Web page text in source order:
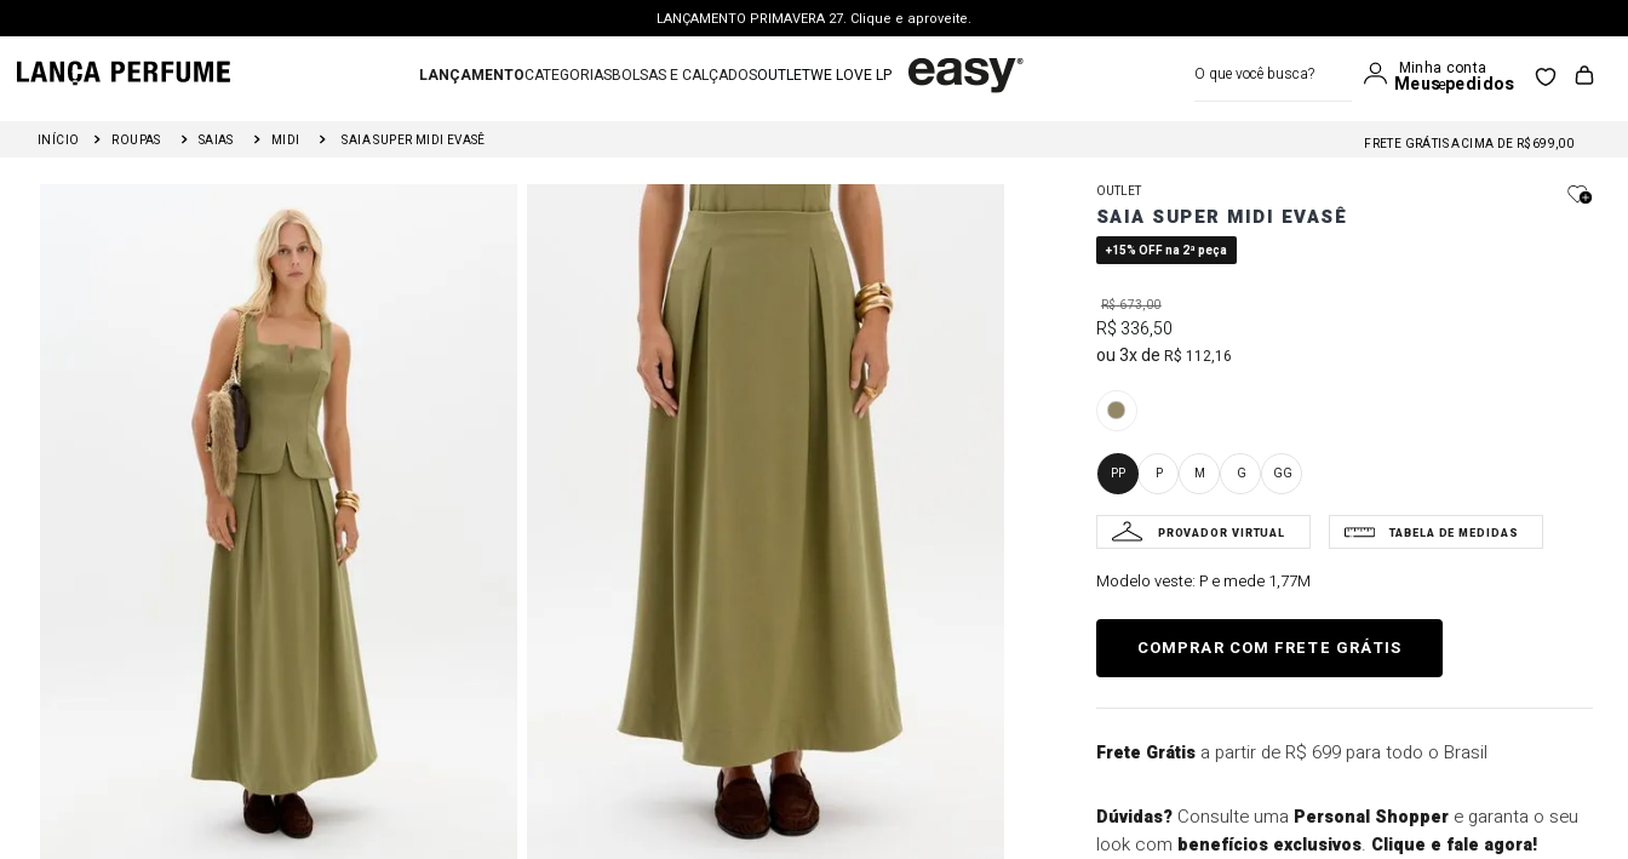
PERSONAL SHOPPER | garanta benefícios exclusivos. CONSULTAR >
FRETE GRÁTIS | a partir de R$ 699. APROVEITAR >
OUTLET: ATÉ 65% OFF + 15 OFF NA 2ª PEÇA. Compre Agora >
LANÇAMENTOCATEGORIASBOLSAS E CALÇADOSOUTLETWE LOVE LP
ROUPAS SAIAS MIDI SAIA SUPER MIDI EVASÊ
FRETE GRÁTIS ACIMA DE R$699,00
FRETE GRÁTIS NAS COMPRAS A PARTIR DE R$699
FRETE GRÁTIS ACIMA DE R$699,00
OUTLET
SAIA SUPER MIDI EVASÊ
+15% OFF na 2ª peça
R$673,00
R$ 336,50
3
R$ 112,16
PP P M G GG
Modelo veste: P e mede 1,77M
Frete Grátisa partir de R$ 699 para todo o Brasil
Dúvidas?Consulte uma Personal Shoppere garanta o seu
look com benefícios exclusivos. Clique e fale agora!
2º
bolsa
º
blusa
5º
calca
6º
vestido curto
7º